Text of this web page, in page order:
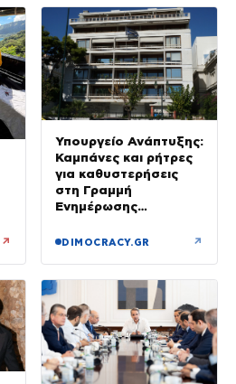
↗
Υπουργείο Ανάπτυξης:
Καμπάνες και ρήτρες
για καθυστερήσεις
στη Γραμμή
Ενημέρωσης
DIMOCRACY.GR ↗